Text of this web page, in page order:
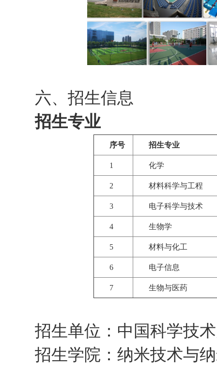
六、招生信息
招生专业
序号 招生专业
1 化学
2 材料科学与工程
3 电子科学与技术
4 生物学
5 材料与化工
6 电子信息
7 生物与医药
招生单位：中国科学技
招生学院：纳米技术与